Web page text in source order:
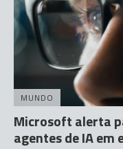
MUNDO
Microsoft alerta
agentes de IA em